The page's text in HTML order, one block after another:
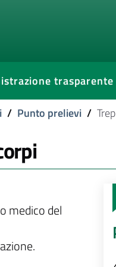
trasparente
/ Punto prelievi /
medico del